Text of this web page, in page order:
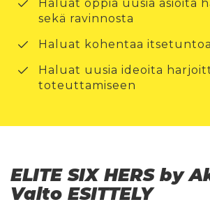
Haluat oppia uusia asioita
sekä ravinnosta
Haluat kohentaa itsetuntoa
Haluat uusia ideoita
toteuttamiseen
ELITE SIX HERS by
Valto ESITTELY